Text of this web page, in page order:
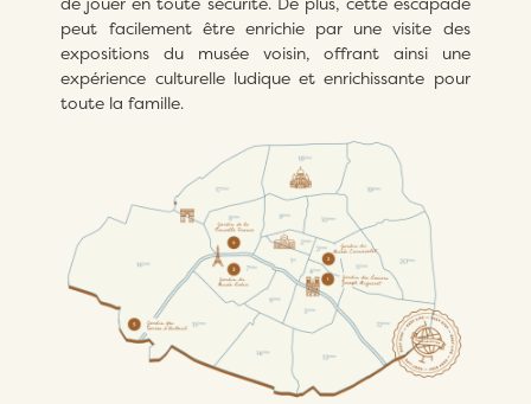
peut facilement être enrichie par une visite des
expositions du musée voisin, offrant ainsi une
expérience culturelle ludique et enrichissante pour
toute la famille.